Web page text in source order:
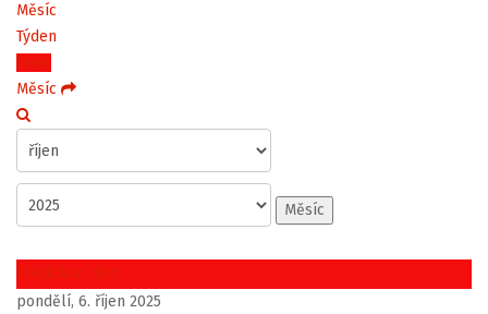
Měsíc
Týden
Dnes
Měsíc
Měsíc
Předchozí den
pondělí, 6. říjen 2025